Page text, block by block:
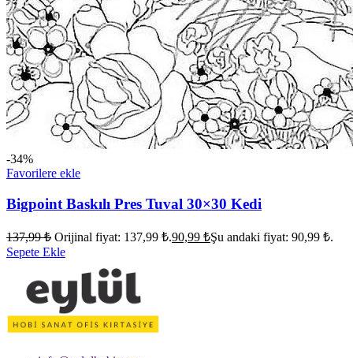
-34%
Favorilere ekle
Bigpoint Baskılı Pres Tuval 30×30 Kedi
137,99₺ Orijinal fiyat: 137,99 ₺.90,99 ₺Şu andaki fiyat: 90,99 ₺.
Sepete Ekle